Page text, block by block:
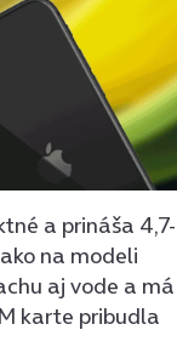
a prináša 4,7-
na modeli
aj vode a má
karte pribudla